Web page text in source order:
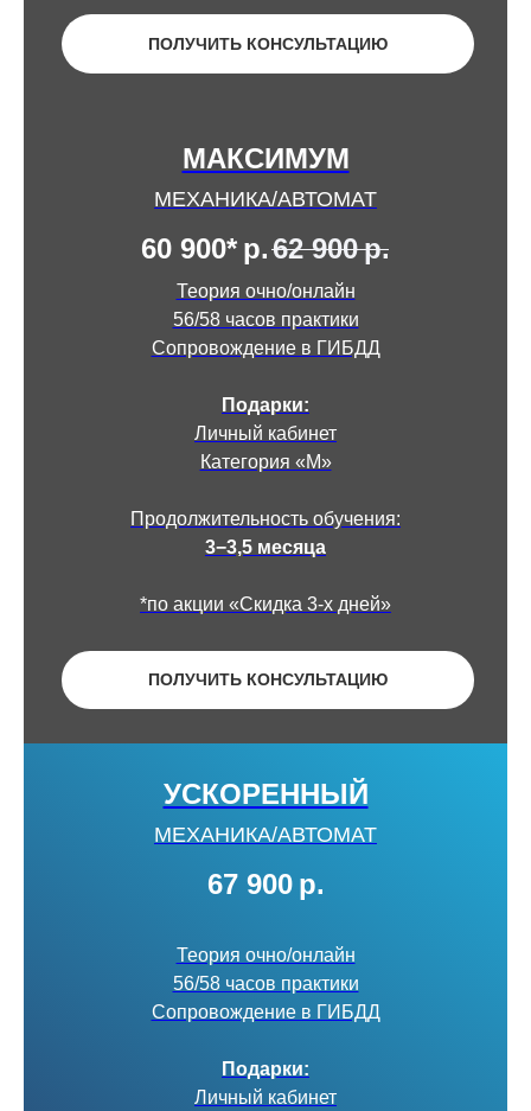
ПОЛУЧИТЬ КОНСУЛЬТАЦИЮ
МАКСИМУМ
МЕХАНИКА/АВТОМАТ
60 900* р.62 900р.
Теория очно/онлайн
56/58 часов практики
Сопровождение в ГИБДД
Подарки:
Личный кабинет
Категория «М»
Продолжительность обучения:
3−3,5 месяца
*по акции «Скидка 3-х дней»
ПОЛУЧИТЬ КОНСУЛЬТАЦИЮ
УСКОРЕННЫЙ
МЕХАНИКА/АВТОМАТ
67 900 р.
Теория очно/онлайн
56/58 часов практики
Сопровождение в ГИБДД
Подарки:
Личный кабинет